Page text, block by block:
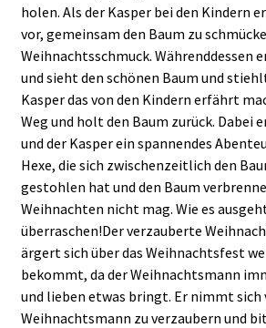
holen. Als der Kasper bei den Kindern
vor, gemeinsam den Baum zu
Weihnachtsschmuck. Währenddessen
und sieht den schönen Baum und
Kasper das von den Kindern erfährt
Weg und holt den Baum zurück. Dabei
und der Kasper ein spannendes
Hexe, die sich zwischenzeitlich den
gestohlen hat und den Baum
Weihnachten nicht mag. Wie es
überraschen!Der verzauberte
ärgert sich über das Weihnachtsfest
bekommt, da der Weihnachtsmann
und lieben etwas bringt. Er nimmt sich
Weihnachtsmann zu verzaubern und